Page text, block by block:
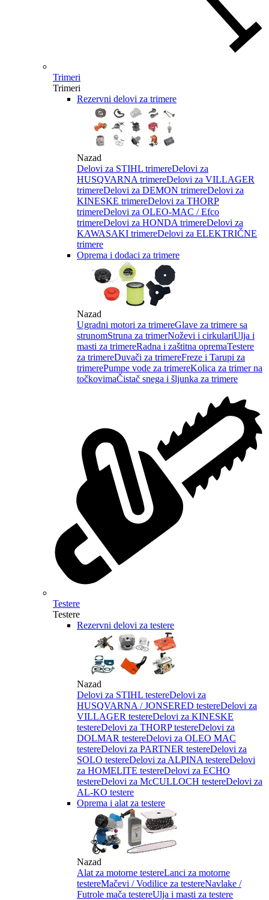
Trimeri
Trimeri
Rezervni delovi za trimere
Nazad
Delovi za STIHL trimereDelovi za
HUSQVARNA trimereDelovi za VILLAGER
trimereDelovi za DEMON trimereDelovi za
KINESKE trimereDelovi za THORP
trimereDelovi za OLEO-MAC / Efco
trimereDelovi za HONDA trimereDelovi za
KAWASAKI trimereDelovi za ELEKTRIČNE
trimere
Oprema i dodaci za trimere
Nazad
Ugradni motori za trimereGlave za trimere sa
strunomStruna za trimerNoževi i cirkulariUlja i
masti za trimereRadna i zaštitna opremaTestere
za trimereDuvači za trimereFreze i Tarupi za
trimerePumpe vode za trimereKolica za trimer na
točkovimaČistač snega i šljunka za trimere
Testere
Testere
Rezervni delovi za testere
Nazad
Delovi za STIHL testereDelovi za
HUSQVARNA / JONSERED testereDelovi za
VILLAGER testereDelovi za KINESKE
testereDelovi za THORP testereDelovi za
DOLMAR testereDelovi za OLEO MAC
testereDelovi za PARTNER testereDelovi za
SOLO testereDelovi za ALPINA testereDelovi
za HOMELITE testereDelovi za ECHO
testereDelovi za McCULLOCH testereDelovi za
AL-KO testere
Oprema i alat za testere
Nazad
Alat za motorne testereLanci za motorne
testereMačevi / Vodilice za testereNavlake /
Futrole mača testereUlja i masti za testere